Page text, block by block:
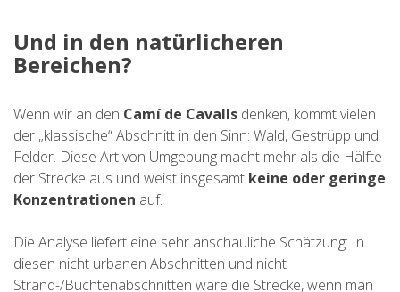
Und in den natürlicheren
Bereichen?
Wenn wir an den Camí de Cavalls denken, kommt vielen
der „klassische“ Abschnitt in den Sinn: Wald, Gestrüpp und
Felder. Diese Art von Umgebung macht mehr als die Hälfte
der Strecke aus und weist insgesamt keine oder geringe
Konzentrationen auf.
Die Analyse liefert eine sehr anschauliche Schätzung: In
diesen nicht urbanen Abschnitten und nicht
Strand-/Buchtenabschnitten wäre die Strecke, wenn man